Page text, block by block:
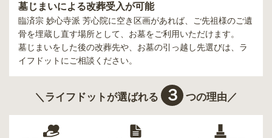
墓じまいによる改葬受入が可能
臨済宗 妙心寺派 芳心院に空き区画があれば、ご先祖様のご遺
骨を埋蔵し直す場所として、お墓をご利用いただけます。
墓じまいをした後の改葬先や、お墓の引っ越し先選びは、ラ
イフドットにご相談ください。
＼ライフドットが選ばれる ３ つの理由／